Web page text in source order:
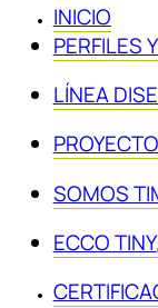
INICIO
PERFILES
LÍNEA
SOMOS
ECCO TINY